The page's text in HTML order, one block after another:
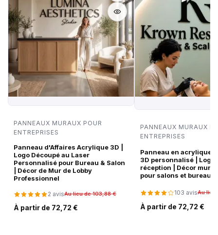
PANNEAUX MURAUX POUR
ENTREPRISES
Panneau d'Affaires Acrylique 3D |
Logo Découpé au Laser
Personnalisé pour Bureau & Salon
| Décor de Mur de Lobby
Professionnel
2 avisAu lieu de 103,88 €
À partir de 72,72 €
PANNEAUX MURAUX
ENTREPRISES
Panneau en acrylique
3D personnalisé | Logo
réception | Décor
pour salons et bureaux
103 avisAu lieu
À partir de 72,72 €